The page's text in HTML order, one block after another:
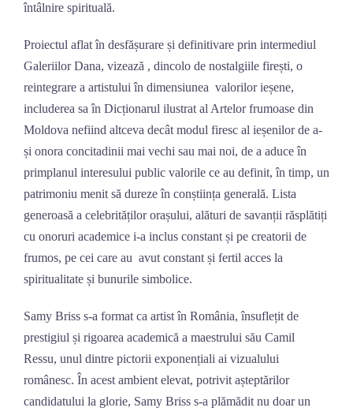
întâlnire spirituală.
Proiectul aflat în desfășurare și definitivare prin intermediul
Galeriilor Dana, vizează , dincolo de nostalgiile firești, o
reintegrare a artistului în dimensiunea valorilor ieșene,
includerea sa în Dicționarul ilustrat al Artelor frumoase din
Moldova nefiind altceva decât modul firesc al ieșenilor de a-
și onora concitadinii mai vechi sau mai noi, de a aduce în
primplanul interesului public valorile ce au definit, în timp, un
patrimoniu menit să dureze în conștiința generală. Lista
generoasă a celebrităților orașului, alături de savanții răsplătiți
cu onoruri academice i-a inclus constant și pe creatorii de
frumos, pe cei care au avut constant și fertil acces la
spiritualitate și bunurile simbolice.
Samy Briss s-a format ca artist în România, însuflețit de
prestigiul și rigoarea academică a maestrului său Camil
Ressu, unul dintre pictorii exponențiali ai vizualului
românesc. În acest ambient elevat, potrivit așteptărilor
candidatului la glorie, Samy Briss s-a plămădit nu doar un